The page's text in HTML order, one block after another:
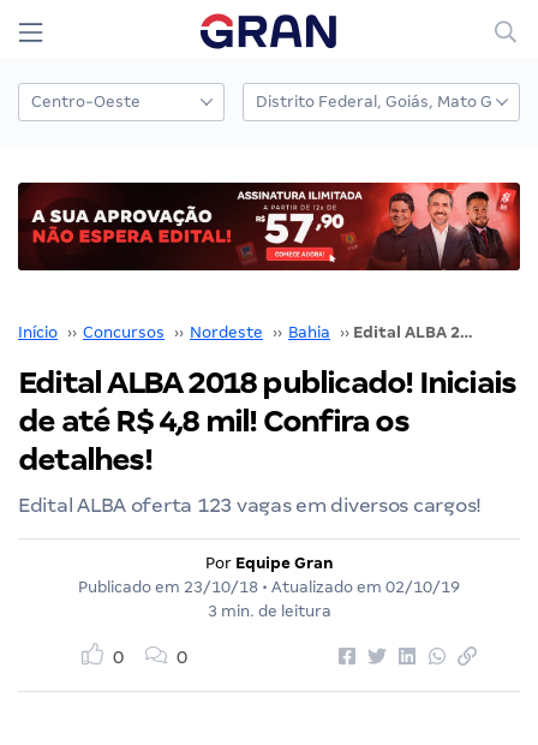
Início ›› Concursos ›› Nordeste ›› Bahia ›› Edital ALBA 2018 publicado! Iniciais de até R$ 4,8 mil! Confira os detalhes!
Edital ALBA 2018 publicado! Iniciais
de até R$ 4,8 mil! Confira os
detalhes!
Edital ALBA oferta 123 vagas em diversos cargos!
Por Equipe Gran
Publicado em 23/10/18 • Atualizado em 02/10/19
3 min. de leitura
0 0